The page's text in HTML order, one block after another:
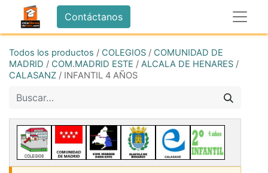
Contáctanos
Todos los productos / COLEGIOS / COMUNIDAD DE
MADRID / COM.MADRID ESTE / ALCALA DE HENARES /
CALASANZ / INFANTIL 4 AÑOS